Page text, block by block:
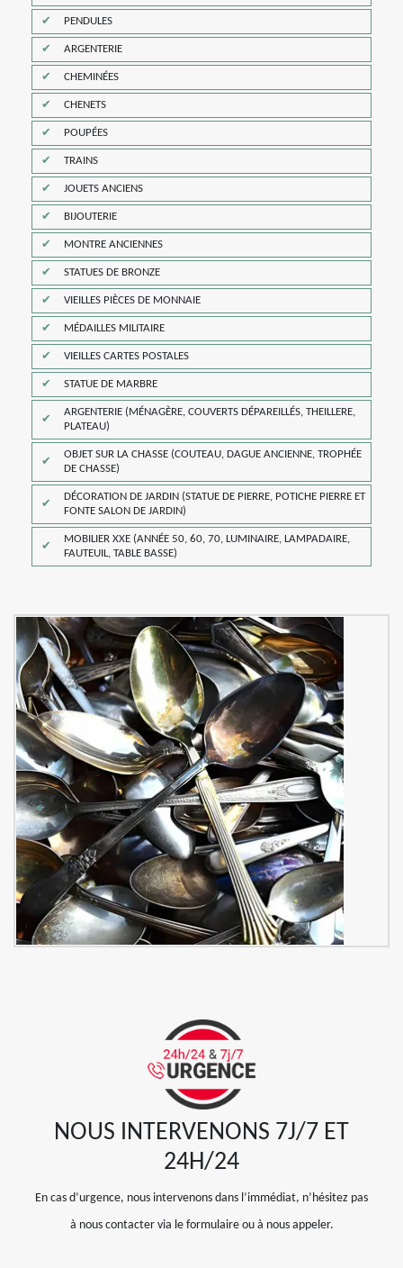
PENDULES
ARGENTERIE
CHEMINÉES
CHENETS
POUPÉES
TRAINS
JOUETS ANCIENS
BIJOUTERIE
MONTRE ANCIENNES
STATUES DE BRONZE
VIEILLES PIÈCES DE MONNAIE
MÉDAILLES MILITAIRE
VIEILLES CARTES POSTALES
STATUE DE MARBRE
ARGENTERIE (MÉNAGÈRE, COUVERTS DÉPAREILLÉS, THEILLERE,
PLATEAU)
OBJET SUR LA CHASSE (COUTEAU, DAGUE ANCIENNE, TROPHÉE
DE CHASSE)
DÉCORATION DE JARDIN (STATUE DE PIERRE, POTICHE PIERRE ET
FONTE SALON DE JARDIN)
MOBILIER XXE (ANNÉE 50, 60, 70, LUMINAIRE, LAMPADAIRE,
FAUTEUIL, TABLE BASSE)
NOUS INTERVENONS 7J/7 ET
24H/24
En cas d’urgence, nous intervenons dans l’immédiat, n’hésitez pas
à nous contacter via le formulaire ou à nous appeler.